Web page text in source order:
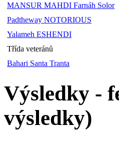
MANSUR MAHDI Farnáh Solor
Padtheway NOTORIOUS
Yalameh ESHENDI
Třída veteránů
Bahari Santa Tranta
Výsledky -
výsledky)